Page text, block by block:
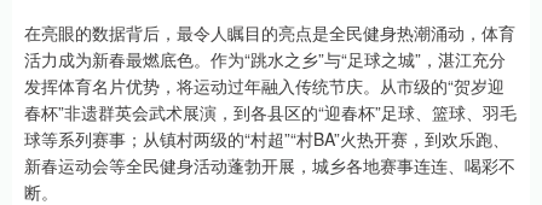
在亮眼的数据背后，最令人瞩目的亮点是全民健身热潮涌动，体育
活力成为新春最燃底色。作为“跳水之乡”与“足球之城”，湛江充分
发挥体育名片优势，将运动过年融入传统节庆。从市级的“贺岁迎
春杯”非遗群英会武术展演，到各县区的“迎春杯”足球、篮球、羽毛
球等系列赛事；从镇村两级的“村超”“村BA”火热开赛，到欢乐跑、
新春运动会等全民健身活动蓬勃开展，城乡各地赛事连连、喝彩不
断。